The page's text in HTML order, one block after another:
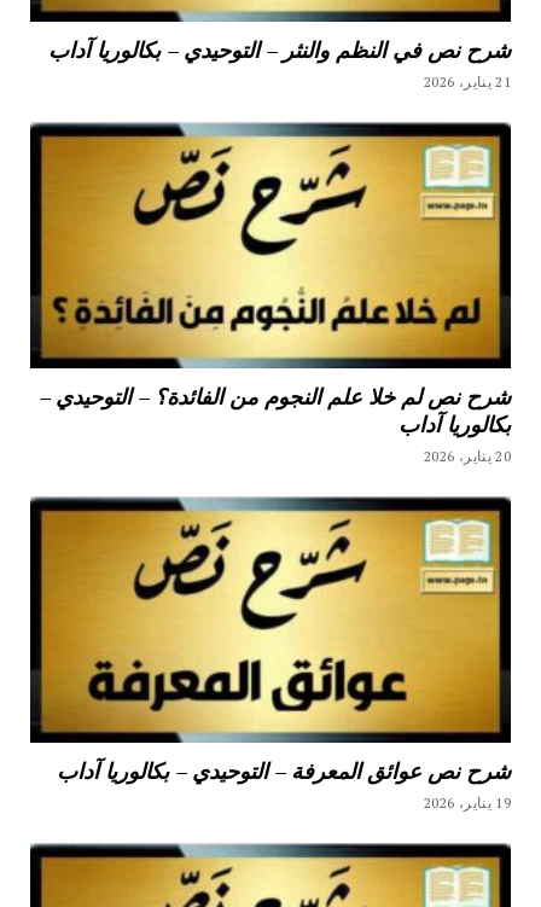
شرح نص في النظم والنثر – التوحيدي – بكالوريا آداب
21 يناير، 2026
شرح نص لم خلا علم النجوم من الفائدة؟ – التوحيدي –
بكالوريا آداب
20 يناير، 2026
شرح نص عوائق المعرفة – التوحيدي – بكالوريا آداب
19 يناير، 2026